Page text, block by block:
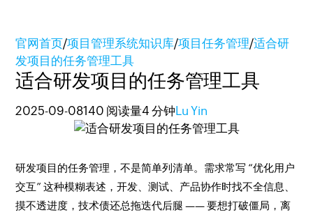
官网首页/项目管理系统知识库/项目任务管理/适合研
发项目的任务管理工具
适合研发项目的任务管理工具
2025-09-08140 阅读量4 分钟 Lu Yin
研发项目的任务管理，不是简单列清单。需求常写 “优化用户
交互” 这种模糊表述，开发、测试、产品协作时找不全信息、
摸不透进度，技术债还总拖迭代后腿 —— 要想打破僵局，离